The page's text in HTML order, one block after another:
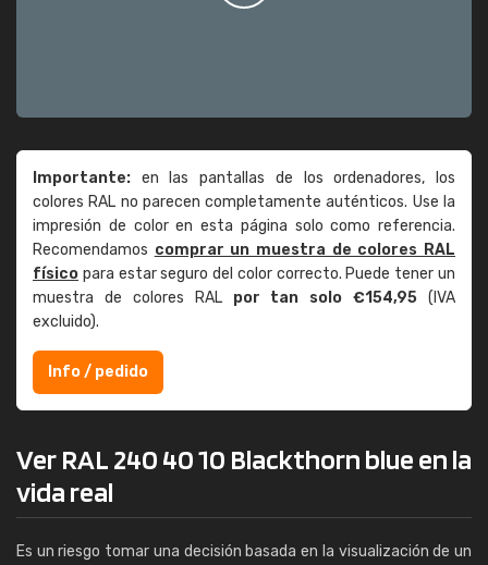
Importante: en las pantallas de los ordenadores, los
colores RAL no parecen completamente auténticos. Use la
impresión de color en esta página solo como referencia.
Recomendamos comprar un muestra de colores RAL
físico para estar seguro del color correcto. Puede tener un
muestra de colores RAL por tan solo €154,95 (IVA
excluido).
Info / pedido
Ver RAL 240 40 10 Blackthorn blue en la
vida real
Es un riesgo tomar una decisión basada en la visualización de un